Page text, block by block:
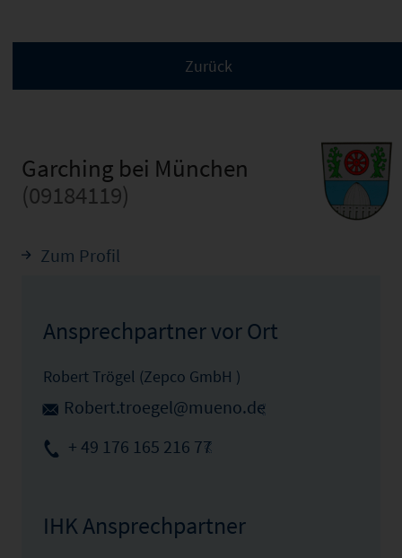
Garching bei München
(09184119)
Zum Profil
Ansprechpartner vor Ort
Robert Trögel (Zepco GmbH )
Robert.troegel@mueno.de
+ 49 176 165 216 77
IHK Ansprechpartner